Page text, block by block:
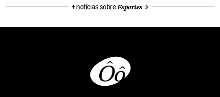
+ notícias sobre Esportes